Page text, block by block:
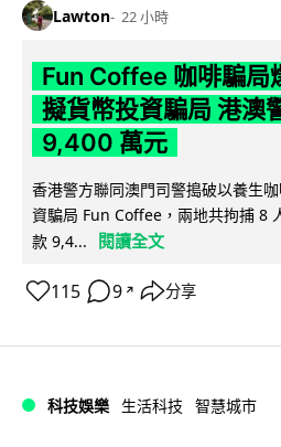
Lawton 22 小時
Fun Coffee 咖啡騙局
擬貨幣投資騙局 港澳
9,400 萬元
香港警方聯同澳門司警搗破以養生
資騙局 Fun Coffee，兩地共拘捕 8
款 9,4...
閱讀全文
115 9 ↗ 分享
科技娛樂 生活科技 智慧城市